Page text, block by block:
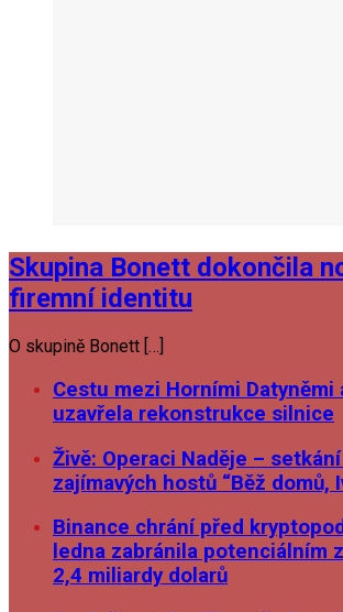
Skupina Bonett dokončila
firemní identitu
O skupině Bonett […]
Cestu mezi Horními Datyněmi
uzavřela rekonstrukce silnice
Živě: Operaci Naděje –
zajímavých hostů “Běž domů,
Binance chrání před
ledna zabránila potenciálním
2,4 miliardy dolarů